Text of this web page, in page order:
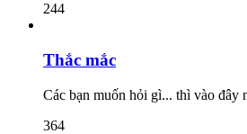
244
Thắc mắc
Các bạn muốn hỏi gì... thì vào đây
364